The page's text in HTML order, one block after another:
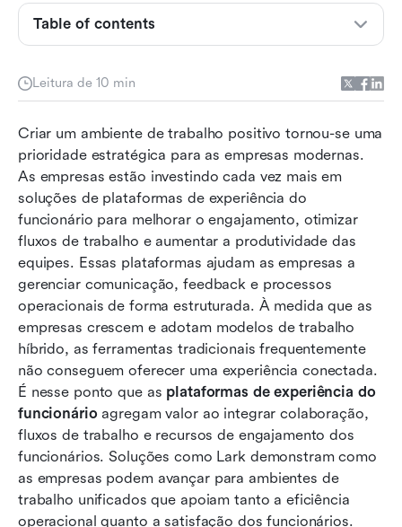
Leitura de 10 min
Criar um ambiente de trabalho positivo tornou-se uma
prioridade estratégica para as empresas modernas.
As empresas estão investindo cada vez mais em
soluções de plataformas de experiência do
funcionário para melhorar o engajamento, otimizar
fluxos de trabalho e aumentar a produtividade das
equipes. Essas plataformas ajudam as empresas a
gerenciar comunicação, feedback e processos
operacionais de forma estruturada. À medida que as
empresas crescem e adotam modelos de trabalho
híbrido, as ferramentas tradicionais frequentemente
não conseguem oferecer uma experiência conectada.
É nesse ponto que as plataformas de experiência do
funcionário agregam valor ao integrar colaboração,
fluxos de trabalho e recursos de engajamento dos
funcionários. Soluções como Lark demonstram como
as empresas podem avançar para ambientes de
trabalho unificados que apoiam tanto a eficiência
operacional quanto a satisfação dos funcionários.
Table of contents
experiência do funcionário
funcionário?
funcionário de alto impacto
10 principais plataformas de experiência do
funcionário para equipes modernas
Como escolher a plataforma certa de
experiência do funcionário para sua empresa
Desafios comuns ao implementar plataformas
de experiência do funcionário
Conclusão
Perguntas frequentes
Leitura relacionada